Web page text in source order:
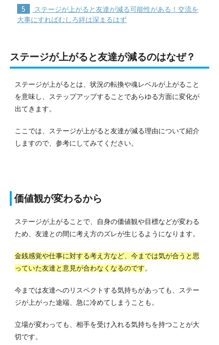
5
ステージが上がると友達が減る可能性がある！交流を
大事にすればむしろ絆は深まるはず
ステージが上がると友達が減るのはなぜ？
ステージが上がるとは、状況の転換や魂レベルが上がること
を意味し、ステップアップすることであらゆる方面に変化が
出てきます。
ここでは、ステージが上がると友達が減る理由について紹介
しますので、参考にしてみてください。
価値観が変わるから
ステージが上がることで、自身の価値観や目標などが変わる
ため、友達との間に考え方のズレが生じるようになります。
金銭感覚や仕事に対する考え方など、今までは気が合うと思
っていた友達と意見が合わなくなるのです。
今までは友達へのリスペクトする気持ちがあっても、ステー
ジが上がった途端、急に冷めてしまうことも。
立場が変わっても、相手を受け入れる気持ちを持つことが大
切です。